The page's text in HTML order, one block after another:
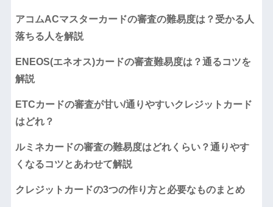
アコムACマスターカードの審査の難易度は？受かる人
落ちる人を解説
ENEOS(エネオス)カードの審査難易度は？通るコツを
解説
ETCカードの審査が甘い/通りやすいクレジットカード
はどれ？
ルミネカードの審査の難易度はどれくらい？通りやす
くなるコツとあわせて解説
クレジットカードの3つの作り方と必要なものまとめ